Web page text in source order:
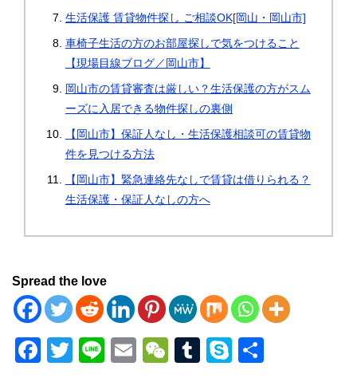
生活保護 賃貸物件探し ご相談OK[岡山・岡山市]
車椅子生活の方のお部屋探しで気をつけること
【現場目線ブログ／岡山市】
岡山市の賃貸審査は厳しい？生活保護の方がスム
ーズに入居できる物件探しの裏側
【岡山市】保証人なし・生活保護相談可の賃貸物
件を見つける方法
【岡山市】緊急連絡先なしで賃貸は借りられる？
生活保護・保証人なしの方へ
Spread the love
F
T
Li
E
W
T
S